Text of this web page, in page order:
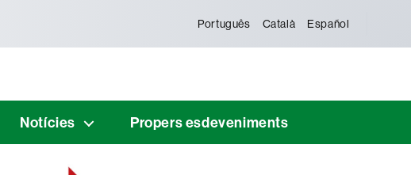
Português Català Español
Notícies Propers esdeveniments